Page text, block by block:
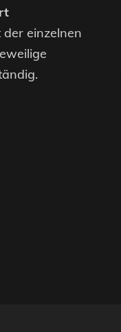
einzelnen